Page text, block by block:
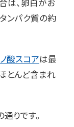
ンパク質の約
酸スコアは最
とんど含まれ
りです。